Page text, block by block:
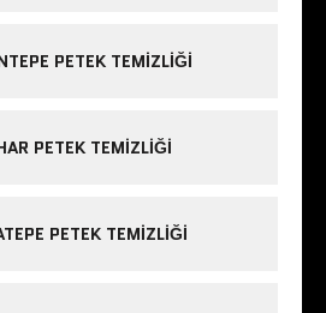
PETEK TEMIZLIĞI
PETEK TEMIZLIĞI
PETEK TEMIZLIĞI